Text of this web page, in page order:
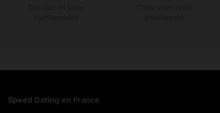
Speed Dating en France